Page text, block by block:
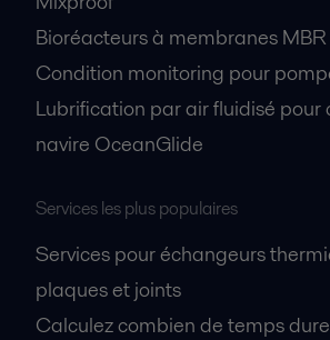
Bioréacteurs à membranes MBR
Condition monitoring pour
Lubrification par air fluidisé pour
navire OceanGlide
Services les plus populaires
Services pour échangeurs
plaques et joints
Calculez combien de temps